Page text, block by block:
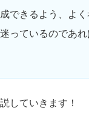
できるよう、よく
っているのであ
していきます！